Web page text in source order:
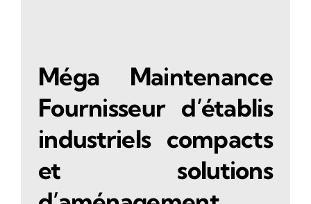
Méga Maintenance
Fournisseur d’établis
industriels compacts
et solutions